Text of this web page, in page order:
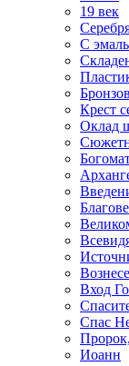
19 век
С
Крест
Оклад
Вход
Спас
Иоанн